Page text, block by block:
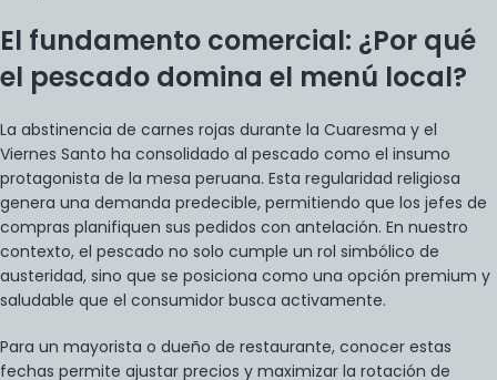
El fundamento comercial: ¿Por qué
el pescado domina el menú local?
La abstinencia de carnes rojas durante la Cuaresma y el
Viernes Santo ha consolidado al pescado como el insumo
protagonista de la mesa peruana. Esta regularidad religiosa
genera una demanda predecible, permitiendo que los jefes de
compras planifiquen sus pedidos con antelación. En nuestro
contexto, el pescado no solo cumple un rol simbólico de
austeridad, sino que se posiciona como una opción premium y
saludable que el consumidor busca activamente.
Para un mayorista o dueño de restaurante, conocer estas
fechas permite ajustar precios y maximizar la rotación de